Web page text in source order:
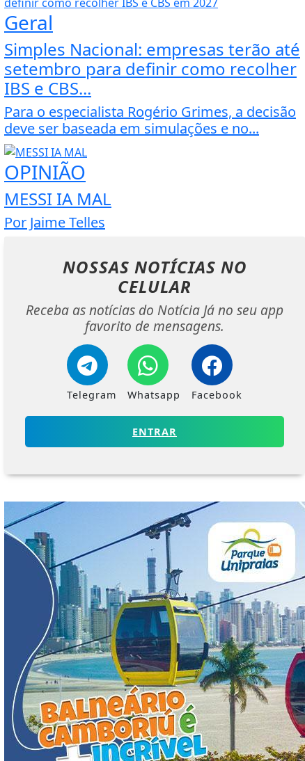
Geral
Simples Nacional: empresas terão até
setembro para definir como recolher
IBS e CBS...
Para o especialista Rogério Grimes, a decisão
deve ser baseada em simulações e no...
OPINIÃO
MESSI IA MAL
Por Jaime Telles
NOSSAS NOTÍCIAS NO
CELULAR
Receba as notícias do Notícia Já no seu app
favorito de mensagens.
Telegram Whatsapp Facebook
ENTRAR